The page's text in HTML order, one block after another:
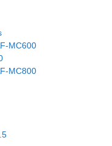
MC600
MC800